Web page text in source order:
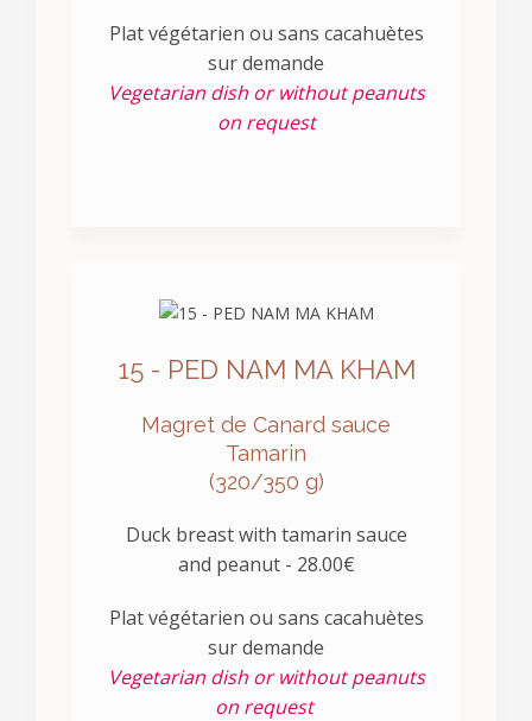
Plat végétarien ou sans cacahuètes
sur demande
Vegetarian dish or without peanuts
on request
15 - PED NAM MA KHAM
Magret de Canard sauce
Tamarin
(320/350 g)
Duck breast with tamarin sauce
and peanut - 28.00€
Plat végétarien ou sans cacahuètes
sur demande
Vegetarian dish or without peanuts
on request